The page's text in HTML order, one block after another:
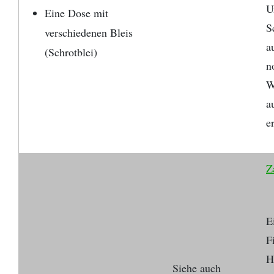
Eine Dose mit
verschiedenen Bleis
(Schrotblei)
Siehe auch